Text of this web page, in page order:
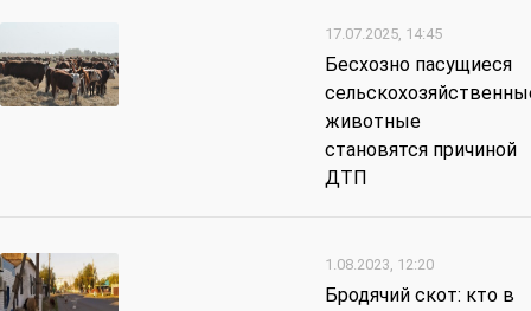
17.07.2025, 14:45
Бесхозно пасущиеся
животные
становятся причиной
ДТП
1.08.2023, 12:20
Бродячий скот: кто в